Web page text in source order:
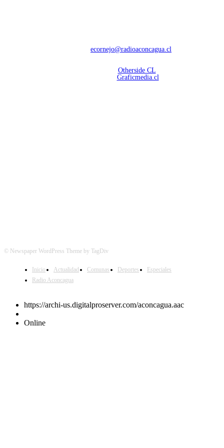
ecornejo@radioaconcagua.cl
Otherside CL
Graficmedia.cl
© Newspaper WordPress Theme by TagDiv
Inicio Actualidad Comunas Deportes
Especiales
Radio Aconcagua
https://archi-us.digitalproserver.com/aconcagua.aac
Online